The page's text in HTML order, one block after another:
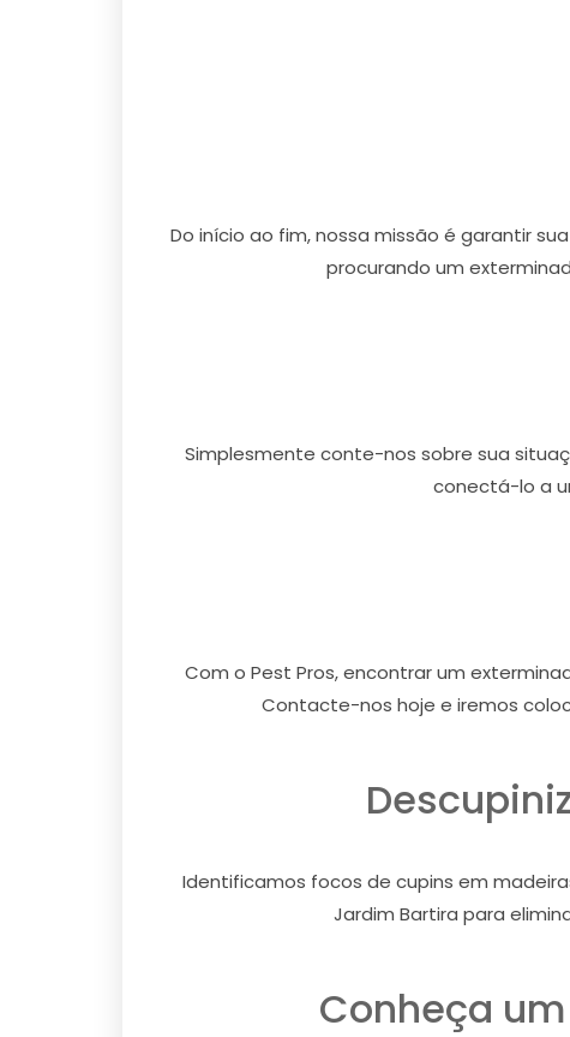
Do início ao fim, nossa missão é garantir
procurando um
Simplesmente conte-nos sobre sua
conectá-lo a
Com o Pest Pros, encontrar um
Contacte-nos hoje e iremos
Identificamos focos de cupins em
Jardim Bartira para
Conheça